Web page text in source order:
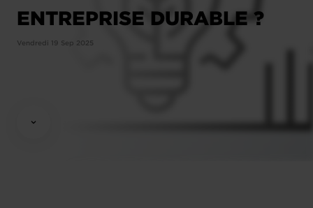
ENTREPRISE DURABLE ?
Vendredi 19 Sep 2025